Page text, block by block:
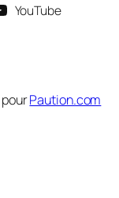
YouTube
pourPaution.com